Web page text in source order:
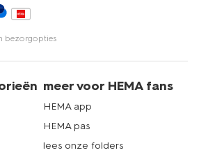
bezorgopties
meer voor HEMA fans
HEMA app
HEMA pas
lees onze folders